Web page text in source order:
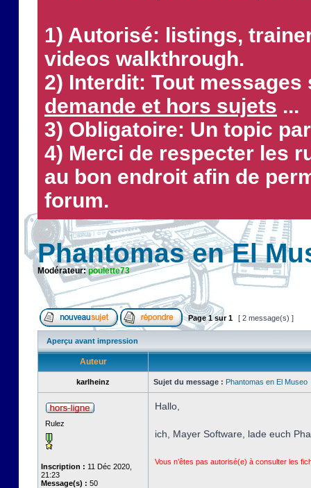
1) Autorisé: listings,
videos walkthrough.
2) Interdit: Tout
demande et hors sujets ...
3) Obligatoire: Un topic
4) Merci de respecter les
au bon endroit afin de
forum.
Phantomas en El
Modérateur:poulette73
Page1sur1 [ 2 message(s) ]
Aperçu avant impression
Auteur
karlheinz Sujet du message : Phantomas en El Museo
Rulez
Inscription : 11 Déc 2020,
21:23
Message(s) : 50
Hallo,
ich, Mayer Software, lade euch
Vous n’êtes pas autorisé(e) à consulter les